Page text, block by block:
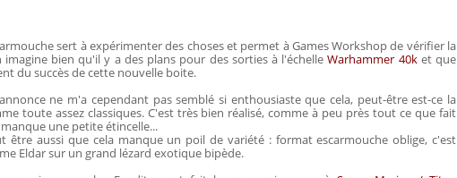
sert à expérimenter des choses et permet à Games Workshop de vérifier la
bien qu'il y a des plans pour des sorties à l'échelleWarhammer 40ket que
du succès de cette nouvelle boite.
ne m'a cependant pas semblé si enthousiaste que cela, peut-être est-ce la
toute assez classiques. C'est très bien réalisé, comme à peu près tout ce que fait
une petite étincelle...
être aussi que cela manque un poil de variété : format escarmouche oblige, c'est
Eldar sur un grand lézard exotique bipède.